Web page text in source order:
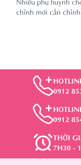
chỉnh mới cần
0912
0912
THỜI
7H30 -